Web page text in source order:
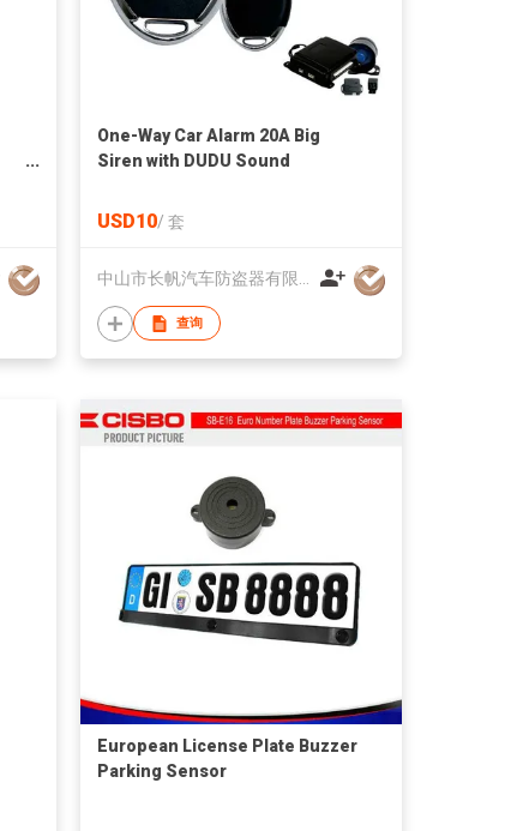
One-Way Car Alarm 20A Big
Siren with DUDU Sound
USD10/ 套
查询
European License Plate Buzzer
Parking Sensor